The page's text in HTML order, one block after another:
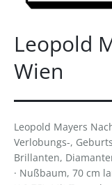
Leopold
Wien
Leopold Mayers
Verlobungs-,
Brillanten,
· Nußbaum, 70 cm